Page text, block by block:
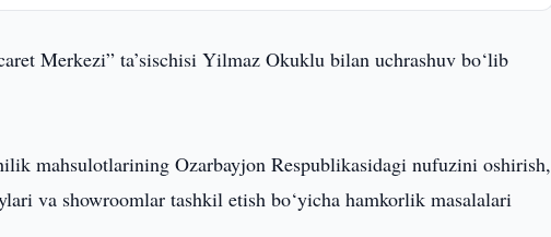
Merkezi” ta’sischisi Yilmaz Okuklu bilan uchrashuv bo‘lib
mahsulotlarining Ozarbayjon Respublikasidagi nufuzini oshirish,
va showroomlar tashkil etish bo‘yicha hamkorlik masalalari